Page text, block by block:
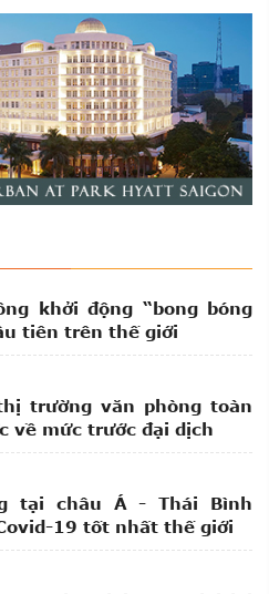
khởi động “bong bóng
tiên trên thế giới
trường văn phòng toàn
về mức trước đại dịch
tại châu Á - Thái Bình
19 tốt nhất thế giới